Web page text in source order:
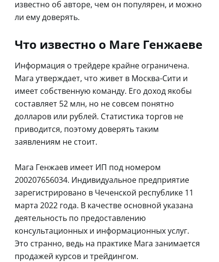
известно об авторе, чем он популярен, и можно
ли ему доверять.
Что известно о Маге Генжаеве
Информация о трейдере крайне ограничена.
Мага утверждает, что живет в Москва-Сити и
имеет собственную команду. Его доход якобы
составляет 52 млн, но не совсем понятно
долларов или рублей. Статистика торгов не
приводится, поэтому доверять таким
заявлениям не стоит.
Мага Генжаев имеет ИП под номером
200207656034. Индивидуальное предприятие
зарегистрировано в Чеченской республике 11
марта 2022 года. В качестве основной указана
деятельность по предоставлению
консультационных и информационных услуг.
Это странно, ведь на практике Мага занимается
продажей курсов и трейдингом.